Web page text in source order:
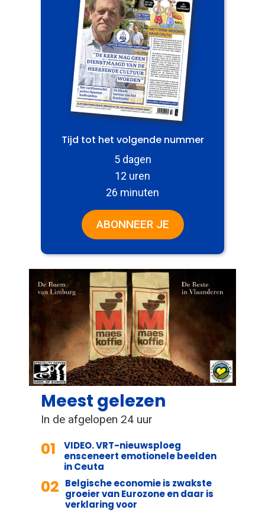
Tijd tot het volgende nummer
5 dagen
12 uren
26 minuten
ABONNEER JE
Meest gelezen
In de afgelopen 24 uur
01
VIDEO. VRT-nieuwsploeg
ensceneert emotionele beelden
in Ceuta
02 Belgische economie is zwakste
groeier van Eurozone en daar is
verklaring voor